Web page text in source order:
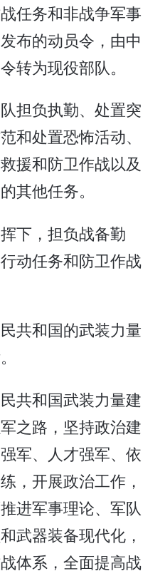
任务和非战争军事
布的动员令，由中
转为现役部队。
担负执勤、处置突
和处置恐怖活动、
援和防卫作战以及
其他任务。
下，担负战备勤
动任务和防卫作战
共和国的武装力量
共和国武装力量建
之路，坚持政治建
军、人才强军、依
，开展政治工作，
进军事理论、军队
武器装备现代化，
体系，全面提高战